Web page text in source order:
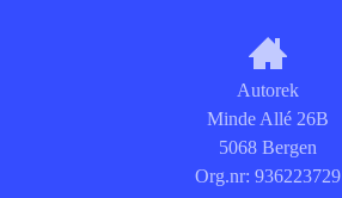
Autorek
Minde Allé 26B
5068 Bergen
Org.nr: 936223729